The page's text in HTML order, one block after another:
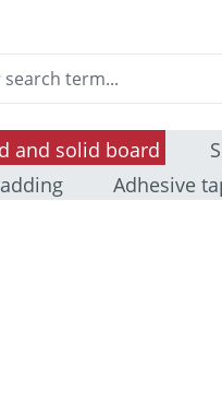
and solid board
Adhesive